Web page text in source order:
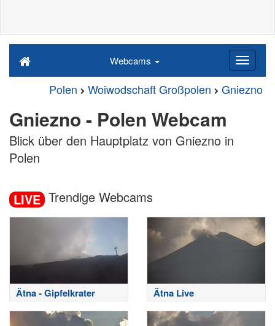
Webcams
Polen Woiwodschaft Großpolen Gniezno
Gniezno - Polen Webcam
Blick über den Hauptplatz von Gniezno in
Polen
LIVE Trendige Webcams
Ätna - Gipfelkrater Ätna Live